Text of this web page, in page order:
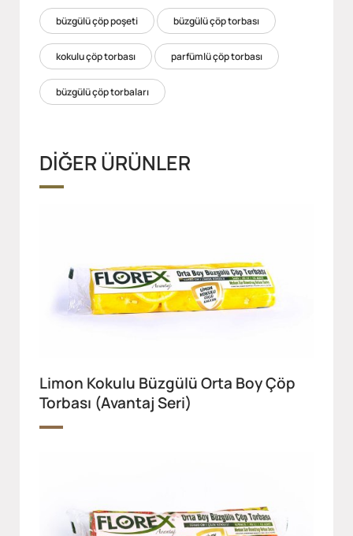
büzgülü çöp poşeti büzgülü çöp torbası
kokulu çöp torbası parfümlü çöp torbası
büzgülü çöp torbaları
DİĞER ÜRÜNLER
Limon Kokulu Büzgülü Orta Boy Çöp
Torbası (Avantaj Seri)